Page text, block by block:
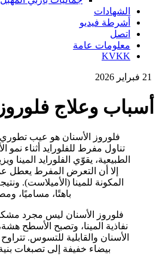
الشهادات
أشرطة فيديو
اتصل
معلومات عامة
KVKK
21 فبراير 2026
أسباب وعلاج
فلوروز الأسنان هو عيب تطوري
تناول مفرط للفلورايد أثناء
الطبيعية، يقوّي الفلورايد المينا
إلا أن التعرض المفرط يعطل
المكونة للمينا (الأميلاست).
باهتًا، مساميًا،
فلوروز الأسنان ليس مجرد
نفاذية المينا، وتصبح الأسطح
الأسنان والقابلية للتسوس.
بيضاء خفيفة إلى تصبغات